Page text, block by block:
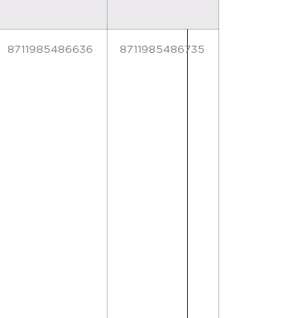
8711985486636 8711985486735